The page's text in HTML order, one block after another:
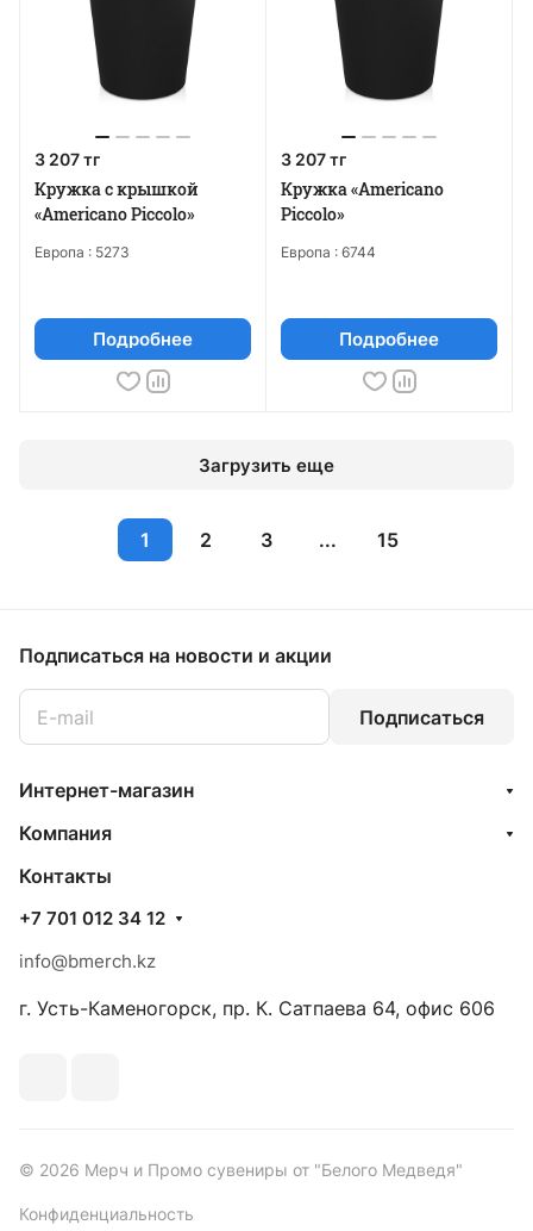
3 207 тг
Кружка с крышкой
«Americano Piccolo»
Европа : 5273
Подробнее
3 207 тг
Кружка «Americano
Piccolo»
Европа : 6744
Подробнее
Загрузить еще
1 2 3 ... 15
Подписаться на новости и акции
Подписаться
Интернет-магазин
Компания
Контакты
+7 701 012 34 12
info@bmerch.kz
г. Усть-Каменогорск, пр. К. Сатпаева 64, офис 606
© 2026 Мерч и Промо сувениры от "Белого Медведя"
Конфиденциальность